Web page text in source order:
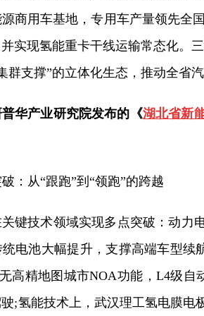
商用车基地，专用车产量领先全
实现氢能重卡干线运输常态化。
群支撑”的立体化生态，推动全省
华产业研究院发布的《湖北省新
：从“跟跑”到“领跑”的跨越
键技术领域实现多点突破：动力
电池大幅提升，支撑高端车型续
高精地图城市NOA功能，L4级
;氢能技术上，武汉理工氢电膜